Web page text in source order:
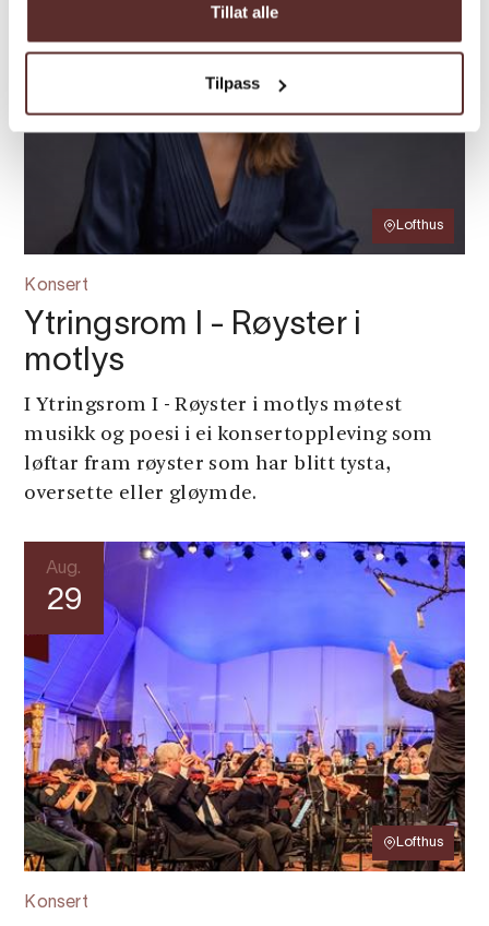
Tillat alle
Tilpass
Lofthus
Konsert
Ytringsrom I - Røyster i
motlys
I Ytringsrom I - Røyster i motlys møtest
musikk og poesi i ei konsertoppleving som
løftar fram røyster som har blitt tysta,
oversette eller gløymde.
Aug.
29
Lofthus
Konsert